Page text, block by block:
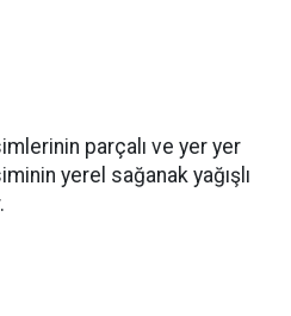
parçalı ve yer yer
yerel sağanak yağışlı